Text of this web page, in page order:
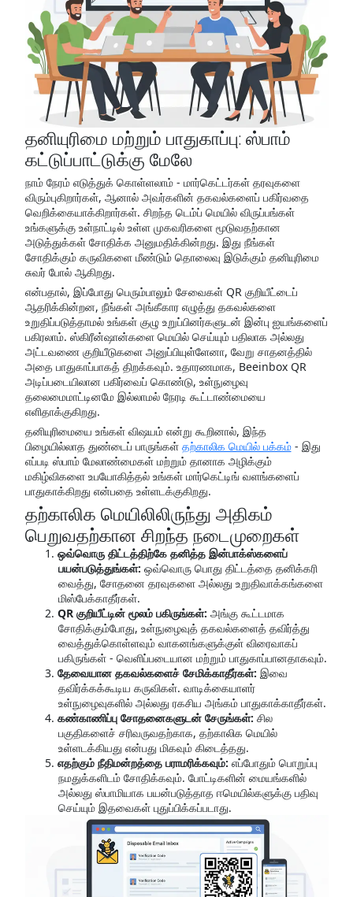
தனியுரிமை மற்றும் பாதுகாப்பு: ஸ்பாம்
கட்டுப்பாட்டுக்கு மேலே
நாம் நேரம் எடுத்துக் கொள்ளலாம் - மார்கெட்டர்கள் தரவுகளை
விரும்புகிறார்கள், ஆனால் அவர்களின் தகவல்களைப் பகிர்வதை
வெறிக்கையாக்கிறார்கள். சிறந்த டெம்ப் மெயில் விருப்பங்கள்
உங்களுக்கு உள்நாட்டில் உள்ள முகவரிகளை மூடுவதற்கான
அடுத்துக்கள் சோதிக்க அனுமதிக்கின்றது. இது நீங்கள்
சோதிக்கும் கருவிகளை மீண்டும் தொலைவு இடுக்கும் தனியுரிமை
சுவர் போல் ஆகிறது.
என்பதால், இப்போது பெரும்பாலும் சேவைகள் QR குறியீட்டைப்
ஆதரிக்கின்றன, நீங்கள் அங்கீகார எழுத்து தகவல்களை
உறுதிப்படுத்தாமல் உங்கள் குழு உறுப்பினர்களுடன் இன்பு ஐயங்களைப்
பகிரலாம். ஸ்கிரீன்ஷான்களை மெயில் செய்யும் பதிலாக அல்லது
அட்டவணை குறியீடுகளை அனுப்பியுள்ளேனா, வேறு சாதனத்தில்
அதை பாதுகாப்பாகத் திறக்கவும். உதாரணமாக, Beeinbox QR
அடிப்படையிலான பகிர்வைப் கொண்டு, உள்நுழைவு
தலைமைமாட்டினமே இல்லாமல் நேரடி கூட்டாண்மையை
எளிதாக்குகிறது.
தனியுரிமையை உங்கள் விஷயம் என்று கூறினால், இந்த
பிழையில்லாத துண்டைப் பாருங்கள் தற்காலிக மெயில் பக்கம்- இது
எப்படி ஸ்பாம் மேலாண்மைகள் மற்றும் தானாக அழிக்கும்
மகிழ்விகளை உபயோகித்தல் உங்கள் மார்கெட்டிங் வளங்களைப்
பாதுகாக்கிறது என்பதை உள்ளடக்குகிறது.
தற்காலிக மெயிலிலிருந்து அதிகம்
பெறுவதற்கான சிறந்த நடைமுறைகள்
ஒவ்வொரு திட்டத்திற்கே தனித்த இன்பாக்ஸ்களைப்
பயன்படுத்துங்கள்: ஒவ்வொரு பொது திட்டத்தை தனிக்கரி
வைத்து, சோதனை தரவுகளை அல்லது உறுதிவாக்கங்களை
மிஸ்பேக்காதீர்கள்.
QR குறியீட்டின் மூலம் பகிருங்கள்: அங்கு கூட்டமாக
சோதிக்கும்போது, உள்நுழைவுத் தகவல்களைத் தவிர்த்து
வைத்துக்கொள்ளவும் வாகனங்களுக்குள் விரைவாகப்
பகிருங்கள் - வெளிப்படையான மற்றும் பாதுகாப்பானதாகவும்.
தேவையான தகவல்களைச் சேமிக்காதீர்கள்: இவை
தவிர்க்கக்கூடிய கருவிகள். வாடிக்கையாளர்
உள்நுழைவுகளில் அல்லது ரகசிய அங்கம் பாதுகாக்காதீர்கள்.
கண்காணிப்பு சோதனைகளுடன் சேருங்கள்: சில
பகுதிகளைச் சரிவருவதற்காக, தற்காலிக மெயில்
உள்ளடக்கியது என்பது மிகவும் கிடைத்தது.
எதற்கும் நீதிமன்றத்தை பராமரிக்கவும்: எப்போதும் பொறுப்பு
நமதுக்களிடம் சோதிக்கவும். போட்டிகளின் மையங்களில்
அல்லது ஸ்பாமியாக பயன்படுத்தாத ஈமெயில்களுக்கு பதிவு
செய்யும் இதவைகள் புதுப்பிக்கப்படாது.